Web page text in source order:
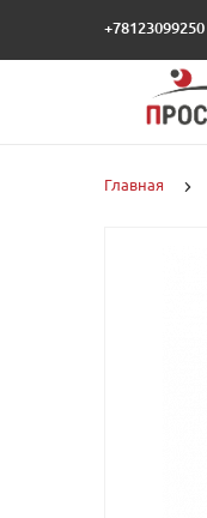
+78123099250
Главная